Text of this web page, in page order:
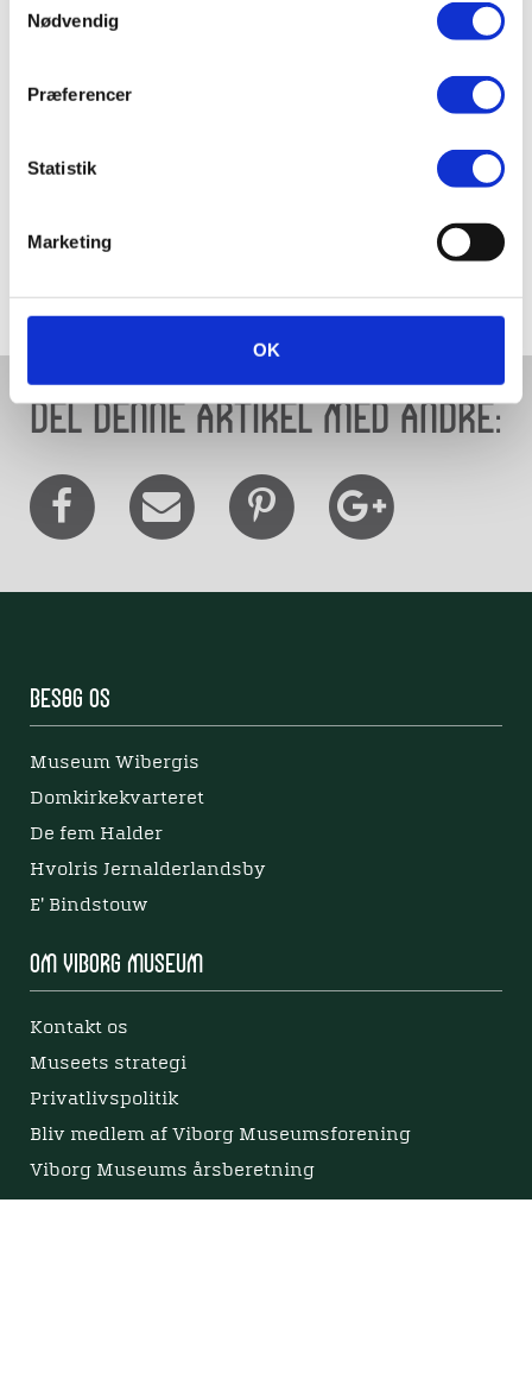
Nødvendig
Præferencer
Statistik
Marketing
OK
Vildsvinhøjen
Vejen ligger i det område i Overlund imellem Nørresø og
Sognerådet i den daværende Asmild-Tapdrup kommune
navngav en af de ældste veje Øgårdshøjen og senere
kvarteret blev udstykket, kom alle vejnavne til at slutte
med ordet højen, så kvarteret sommetider omtales som
Del denne artikel med andre:
Besøg os
Museum Wibergis
Domkirkekvarteret
De fem Halder
Hvolris Jernalderlandsby
E' Bindstouw
Om Viborg Museum
Kontakt os
Museets strategi
Privatlivspolitik
Bliv medlem af Viborg Museumsforening
Viborg Museums årsberetning